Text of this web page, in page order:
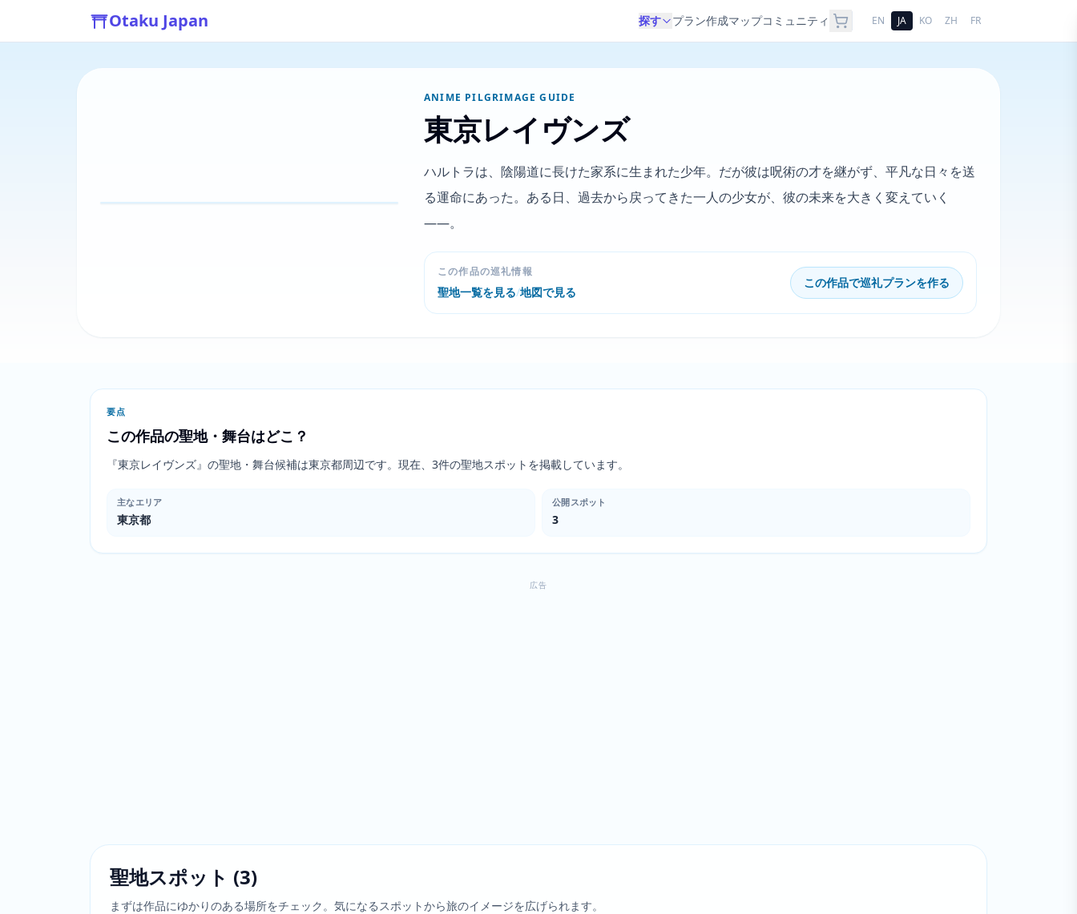
Otaku Japan 探す プラン作成マップコミュニティ EN JA KO ZH FR
ANIME PILGRIMAGE GUIDE
東京レイヴンズ
ハルトラは、陰陽道に長けた家系に生まれた少年。だが彼は呪術の才を継がず、平凡な日々を送
る運命にあった。ある日、過去から戻ってきた一人の少女が、彼の未来を大きく変えていく
――。
この作品の巡礼情報
聖地一覧を見る/地図で見る
この作品で巡礼プランを作る
要点
この作品の聖地・舞台はどこ？
『東京レイヴンズ』の聖地・舞台候補は東京都周辺です。現在、3件の聖地スポットを掲載しています。
主なエリア
東京都
公開スポット
3
広告
聖地スポット (3)
まずは作品にゆかりのある場所をチェック。気になるスポットから旅のイメージを広げられます。